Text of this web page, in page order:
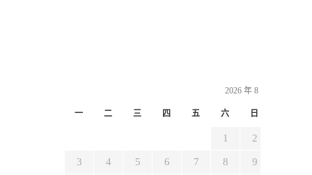
2026 年 8 月
一 二 三 四 五 六 日
1 2
3 4 5 6 7 8 9